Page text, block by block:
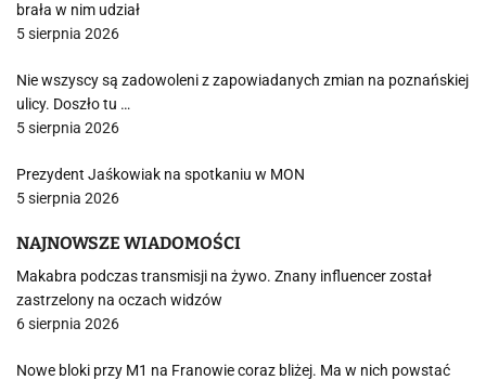
brała w nim udział
5 sierpnia 2026
Nie wszyscy są zadowoleni z zapowiadanych zmian na poznańskiej
ulicy. Doszło tu …
5 sierpnia 2026
Prezydent Jaśkowiak na spotkaniu w MON
5 sierpnia 2026
NAJNOWSZE WIADOMOŚCI
Makabra podczas transmisji na żywo. Znany influencer został
zastrzelony na oczach widzów
6 sierpnia 2026
Nowe bloki przy M1 na Franowie coraz bliżej. Ma w nich powstać